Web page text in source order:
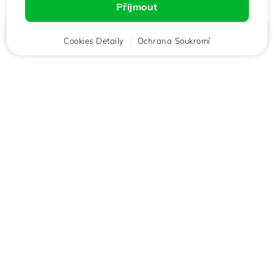
Přijmout
Cookies Detaily Ochrana Soukromí
Klient Košík Chat